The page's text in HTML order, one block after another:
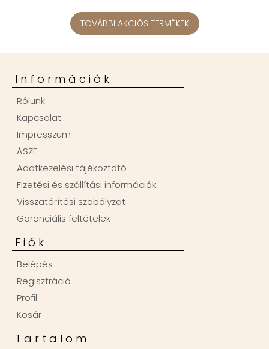
TOVÁBBI AKCIÓS TERMÉKEK
Információk
Rólunk
Kapcsolat
Impresszum
ÁSZF
Adatkezelési tájékoztató
Fizetési és szállítási információk
Visszatérítési szabályzat
Garanciális feltételek
Fiók
Belépés
Regisztráció
Profil
Kosár
Tartalom